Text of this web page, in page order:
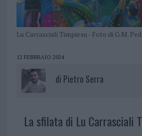
Lu Carrasciali Timpiesu - Foto di G.M.
12 FEBBRAIO 2024
di Pietro Serra
La sfilata di Lu Carrasciali